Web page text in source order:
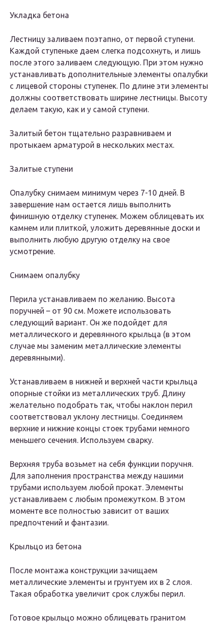
Укладка бетона
Лестницу заливаем поэтапно, от первой ступени.
Каждой ступеньке даем слегка подсохнуть, и лишь
после этого заливаем следующую. При этом нужно
устанавливать дополнительные элементы опалубки
с лицевой стороны ступенек. По длине эти элементы
должны соответствовать ширине лестницы. Высоту
делаем такую, как и у самой ступени.
Залитый бетон тщательно разравниваем и
протыкаем арматурой в нескольких местах.
Залитые ступени
Опалубку снимаем минимум через 7-10 дней. В
завершение нам остается лишь выполнить
финишную отделку ступенек. Можем облицевать их
камнем или плиткой, уложить деревянные доски и
выполнить любую другую отделку на свое
усмотрение.
Снимаем опалубку
Перила устанавливаем по желанию. Высота
поручней – от 90 см. Можете использовать
следующий вариант. Он же подойдет для
металлического и деревянного крыльца (в этом
случае мы заменим металлические элементы
деревянными).
Устанавливаем в нижней и верхней части крыльца
опорные стойки из металлических труб. Длину
желательно подобрать так, чтобы наклон перил
соответствовал уклону лестницы. Соединяем
верхние и нижние концы стоек трубами немного
меньшего сечения. Используем сварку.
Верхняя труба возьмет на себя функции поручня.
Для заполнения пространства между нашими
трубами используем любой прокат. Элементы
устанавливаем с любым промежутком. В этом
моменте все полностью зависит от ваших
предпочтений и фантазии.
Крыльцо из бетона
После монтажа конструкции зачищаем
металлические элементы и грунтуем их в 2 слоя.
Такая обработка увеличит срок службы перил.
Готовое крыльцо можно облицевать гранитом